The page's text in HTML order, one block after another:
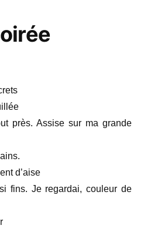
près. Assise sur ma grande
d’aise
fins. Je regardai, couleur de